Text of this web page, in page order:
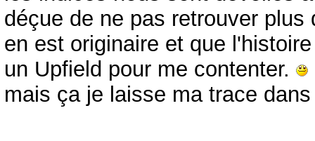
déçue de ne pas retrouver
en est originaire et que
un Upfield pour me contenter.
mais ça je laisse ma trace